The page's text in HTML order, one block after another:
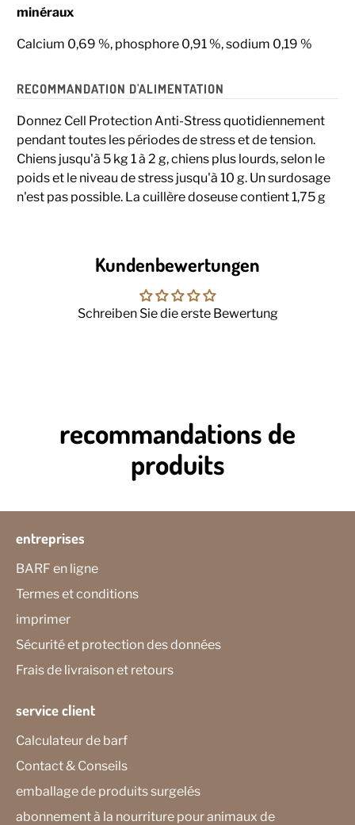
minéraux
Calcium 0,69 %, phosphore 0,91 %, sodium 0,19 %
RECOMMANDATION D'ALIMENTATION
Donnez Cell Protection Anti-Stress quotidiennement
pendant toutes les périodes de stress et de tension.
Chiens jusqu'à 5 kg 1 à 2 g, chiens plus lourds, selon le
poids et le niveau de stress jusqu'à 10 g. Un surdosage
n'est pas possible. La cuillère doseuse contient 1,75 g
Kundenbewertungen
Schreiben Sie die erste Bewertung
recommandations de
produits
entreprises
BARF en ligne
Termes et conditions
imprimer
Sécurité et protection des données
Frais de livraison et retours
service client
Calculateur de barf
Contact & Conseils
emballage de produits surgelés
abonnement à la nourriture pour animaux de